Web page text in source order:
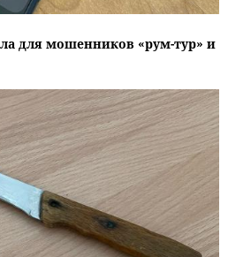
для мошенников «рум-тур» и